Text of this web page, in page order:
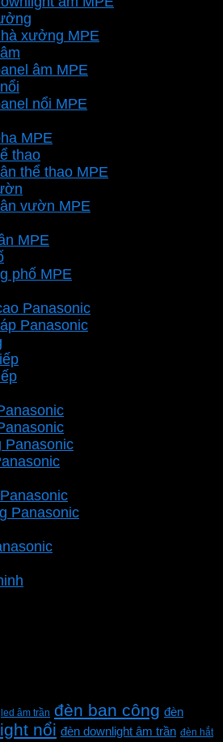
xưởng MPE
âm MPE
nổi MPE
MPE
thao
thể thao MPE
vườn MPE
MPE
phố MPE
Panasonic
Panasonic
Panasonic
Panasonic
led âm trần đèn ban công đèn
nổi đèn downlight âm trần đèn hắt